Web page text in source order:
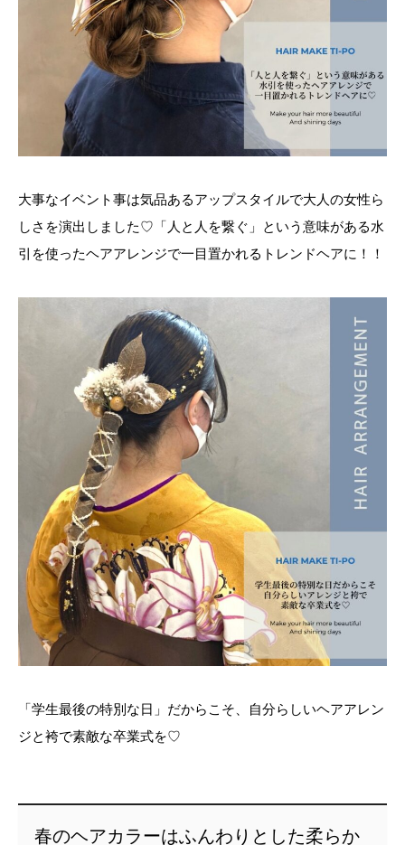
大事なイベント事は気品あるアップスタイルで大人の女性ら
しさを演出しました♡「人と人を繋ぐ」という意味がある水
引を使ったヘアアレンジで一目置かれるトレンドヘアに！！
「学生最後の特別な日」だからこそ、自分らしいヘアアレン
ジと袴で素敵な卒業式を♡
春のヘアカラーはふんわりとした柔らか